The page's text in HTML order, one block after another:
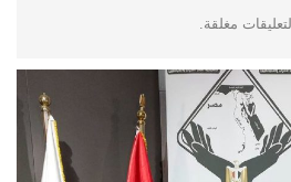
التعليقات مغلقة.